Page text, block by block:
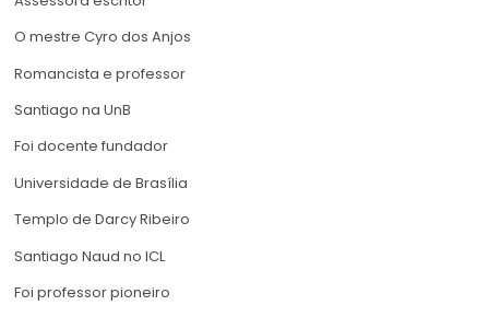
O mestre Cyro dos Anjos
Romancista e professor
Santiago na UnB
Foi docente fundador
Universidade de Brasília
Templo de Darcy Ribeiro
Santiago Naud no ICL
Foi professor pioneiro